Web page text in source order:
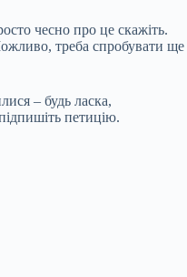
чесно про це скажіть.
треба спробувати ще
– будь ласка,
петицію.